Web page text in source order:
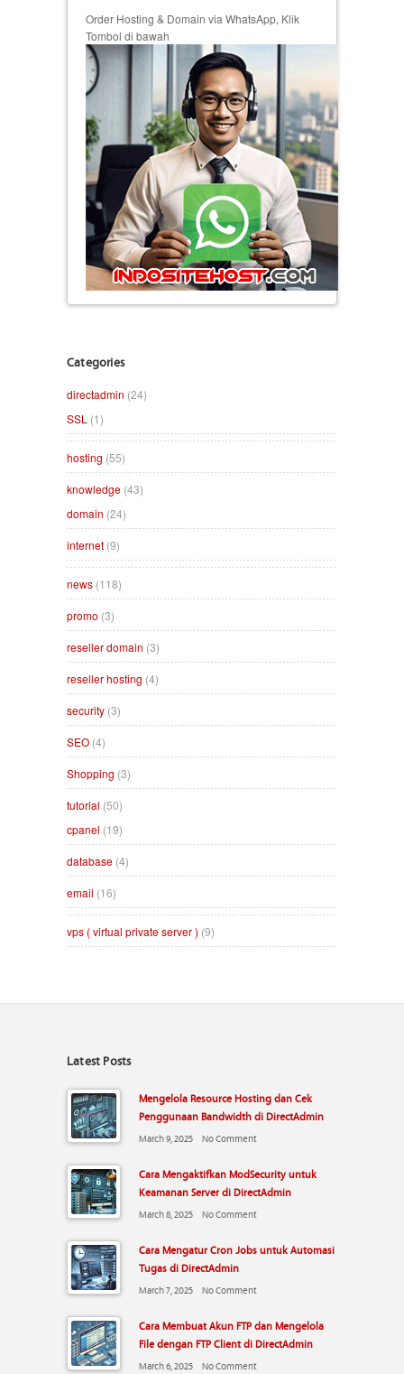
Order Hosting & Domain via WhatsApp, Klik
Tombol di bawah
Categories
directadmin (24)
SSL (1)
hosting (55)
knowledge (43)
domain (24)
internet (9)
news (118)
promo (3)
reseller domain (3)
reseller hosting (4)
security (3)
SEO (4)
Shopping (3)
tutorial (50)
cpanel (19)
database (4)
email (16)
vps ( virtual private server ) (9)
Latest Posts
Mengelola Resource Hosting dan Cek
Penggunaan Bandwidth di DirectAdmin
March 9, 2025 No Comment
Cara Mengaktifkan ModSecurity untuk
Keamanan Server di DirectAdmin
March 8, 2025 No Comment
Cara Mengatur Cron Jobs untuk Automasi
Tugas di DirectAdmin
March 7, 2025 No Comment
Cara Membuat Akun FTP dan Mengelola
File dengan FTP Client di DirectAdmin
March 6, 2025 No Comment